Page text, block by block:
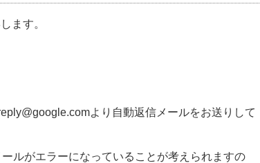
ます。
より自動返信メールをお送りして
ルがエラーになっていることが考えられますの